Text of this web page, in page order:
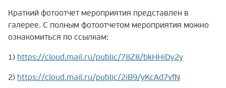
Краткий фотоотчет мероприятия представлен в
галерее. С полным фотоотчетом мероприятия можно
ознакомиться по ссылкам:
1) https://cloud.mail.ru/public/78Z8/bkHHiDy2y
2) https://cloud.mail.ru/public/2iB9/yKcAd7vfN